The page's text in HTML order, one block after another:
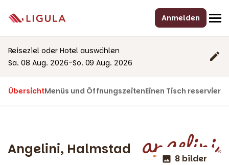
Anmelden
Reiseziel oder Hotel auswählen
Sa. 08 Aug. 2026-So. 09 Aug. 2026
ÜbersichtMenüs und ÖffnungszeitenEinen Tisch
Angelini, Halmstad
8 bilder